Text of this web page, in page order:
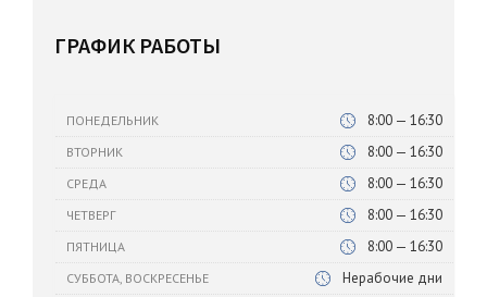
ГРАФИК РАБОТЫ
ПОНЕДЕЛЬНИК 8:00 — 16:30
ВТОРНИК 8:00 — 16:30
СРЕДА 8:00 — 16:30
ЧЕТВЕРГ 8:00 — 16:30
ПЯТНИЦА 8:00 — 16:30
СУББОТА, ВОСКРЕСЕНЬЕ Нерабочие дни